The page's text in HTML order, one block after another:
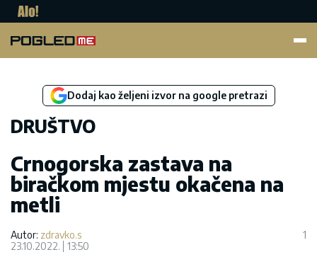
Dodaj kao željeni izvor na google pretrazi
DRUŠTVO
Crnogorska zastava na
biračkom mjestu okačena na
metli
Autor: zdravko.s
23.10.2022.
13:50
1